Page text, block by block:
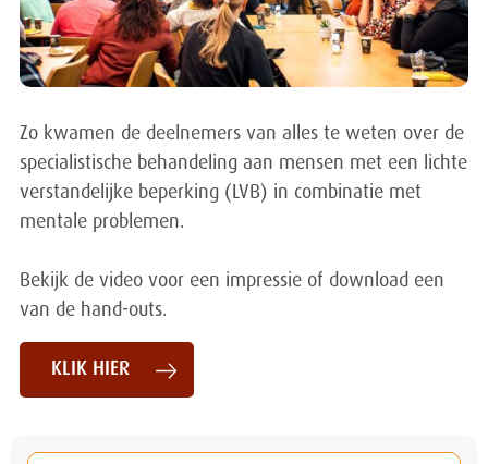
Zo kwamen de deelnemers van alles te weten over de
specialistische behandeling aan mensen met een lichte
verstandelijke beperking (LVB) in combinatie met
mentale problemen.
Bekijk de video voor een impressie of download een
van de hand-outs.
KLIK HIER